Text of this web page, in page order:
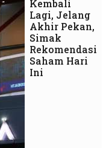
Kembali
Lagi, Jelang
Akhir Pekan,
Simak
Rekomendasi
Saham Hari
Ini